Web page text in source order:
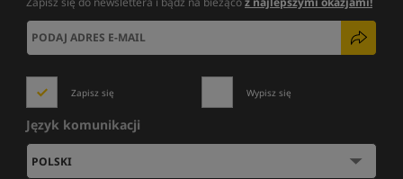
Zapisz się Wypisz się
Język komunikacji